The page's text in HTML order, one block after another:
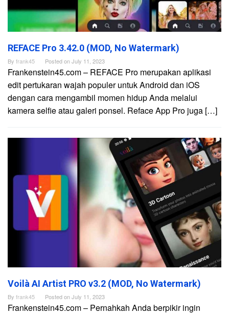
REFACE Pro 3.42.0 (MOD, No Watermark)
By frank45 Posted onJuly 11, 2023
Frankenstein45.com – REFACE Pro merupakan aplikasi
edit pertukaran wajah populer untuk Android dan iOS
dengan cara mengambil momen hidup Anda melalui
kamera selfie atau galeri ponsel. Reface App Pro juga […]
Voilà AI Artist PRO v3.2 (MOD, No Watermark)
By frank45 Posted onJuly 11, 2023
Frankenstein45.com – Pernahkah Anda berpikir ingin